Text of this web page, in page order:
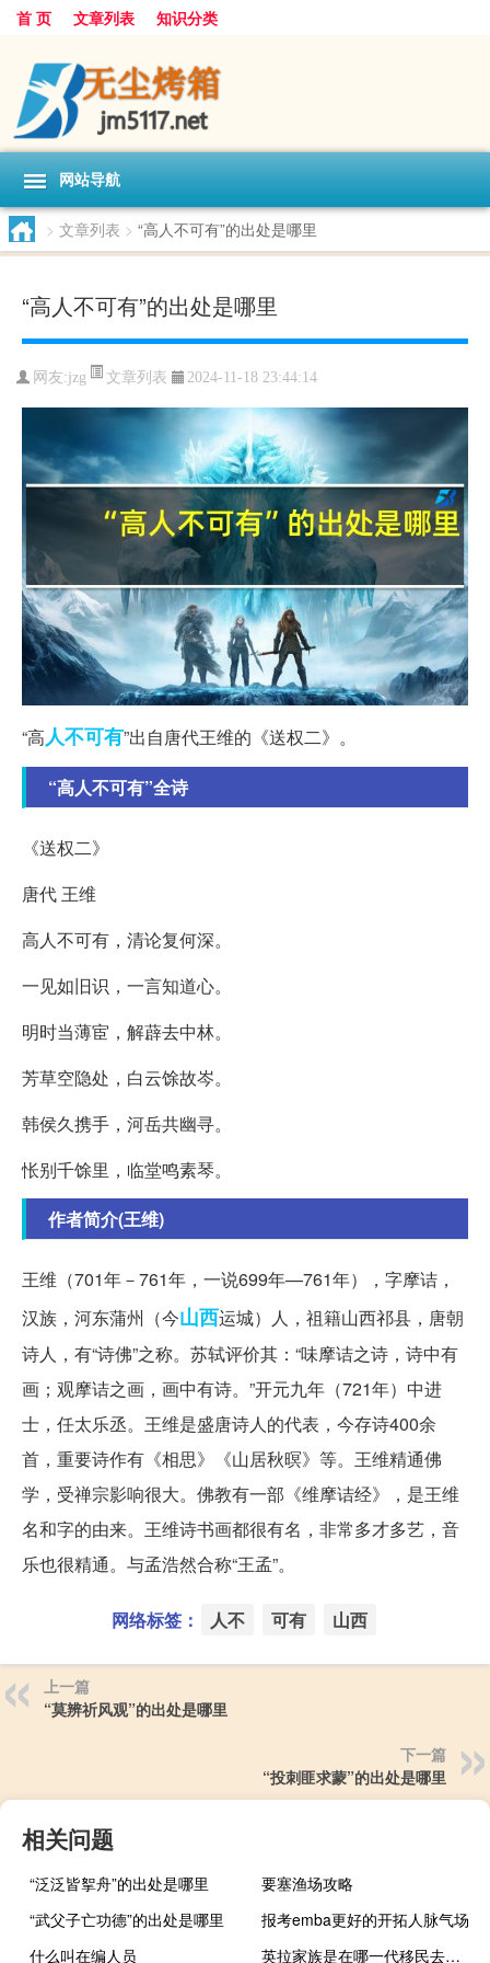
首 页 文章列表 知识分类
网站导航
> 文章列表 > “高人不可有”的出处是哪里
“高人不可有”的出处是哪里
网友:jzg 文章列表 2024-11-18 23:44:14
“高人不可有”出自唐代王维的《送权二》。
“高人不可有”全诗
《送权二》
唐代 王维
高人不可有，清论复何深。
一见如旧识，一言知道心。
明时当薄宦，解薜去中林。
芳草空隐处，白云馀故岑。
韩侯久携手，河岳共幽寻。
怅别千馀里，临堂鸣素琴。
作者简介(王维)
王维（701年－761年，一说699年—761年），字摩诘，
汉族，河东蒲州（今山西运城）人，祖籍山西祁县，唐朝
诗人，有“诗佛”之称。苏轼评价其：“味摩诘之诗，诗中有
画；观摩诘之画，画中有诗。”开元九年（721年）中进
士，任太乐丞。王维是盛唐诗人的代表，今存诗400余
首，重要诗作有《相思》《山居秋暝》等。王维精通佛
学，受禅宗影响很大。佛教有一部《维摩诘经》，是王维
名和字的由来。王维诗书画都很有名，非常多才多艺，音
乐也很精通。与孟浩然合称“王孟”。
网络标签： 人不 可有 山西
上一篇
“莫辨祈风观”的出处是哪里
下一篇
“投刺匪求蒙”的出处是哪里
相关问题
“泛泛皆挐舟”的出处是哪里
要塞渔场攻略
“武父子亡功德”的出处是哪里
报考emba更好的开拓人脉气场
什么叫在编人员
英拉家族是在哪一代移民去泰国的（英拉）